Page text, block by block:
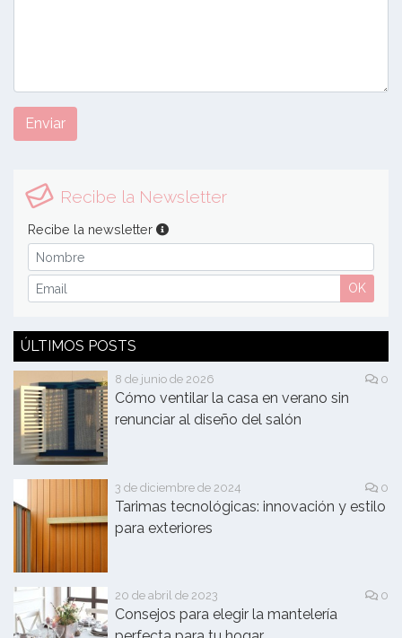
Enviar
Recibe la Newsletter
Recibe la newsletter
OK
ÚLTIMOS POSTS
8 de junio de 2026 0
Cómo ventilar la casa en verano sin
renunciar al diseño del salón
3 de diciembre de 2024 0
Tarimas tecnológicas: innovación y estilo
para exteriores
20 de abril de 2023 0
Consejos para elegir la mantelería